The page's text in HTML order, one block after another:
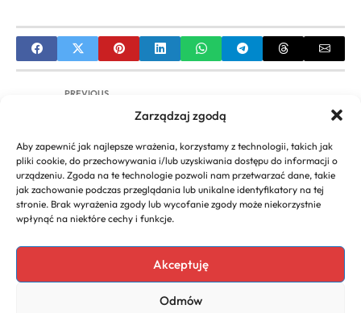
Zarządzaj zgodą
Aby zapewnić jak najlepsze wrażenia, korzystamy z technologii, takich jak
pliki cookie, do przechowywania i/lub uzyskiwania dostępu do informacji o
urządzeniu. Zgoda na te technologie pozwoli nam przetwarzać dane, takie
jak zachowanie podczas przeglądania lub unikalne identyfikatory na tej
stronie. Brak wyrażenia zgody lub wycofanie zgody może niekorzystnie
wpłynąć na niektóre cechy i funkcje.
Akceptuję
Odmów
PREVIOUS
Najlepsza Aplikacja do Zmiany Fryzury 2024:
NEXT
Fryzury Leszka Czajki: Sekrety Stylu, Inspiracje i
Ponadczasowe Cięcia
Copyright 2026. All rights